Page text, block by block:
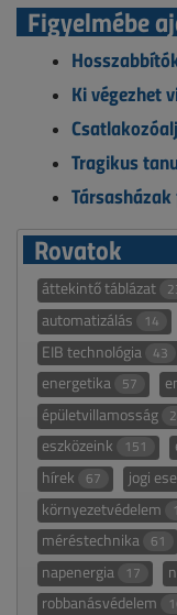
Figyelmébe
Ki végezhet
Tragikus
Rovatok
áttekintő táblázat
automatizálás 14
EIB technológia 43
energetika 57
épületvillamosság
eszközeink 151
hírek 67 jogi
környezetvédelem
méréstechnika 61
napenergia 17
robbanásvédelem